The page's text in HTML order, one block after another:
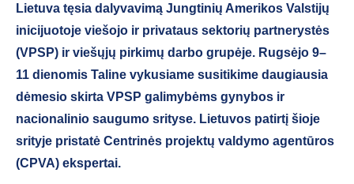
Lietuva tęsia dalyvavimą Jungtinių Amerikos Valstijų
inicijuotoje viešojo ir privataus sektorių partnerystės
(VPSP) ir viešųjų pirkimų darbo grupėje. Rugsėjo 9–
11 dienomis Taline vykusiame susitikime daugiausia
dėmesio skirta VPSP galimybėms gynybos ir
nacionalinio saugumo srityse. Lietuvos patirtį šioje
srityje pristatė Centrinės projektų valdymo agentūros
(CPVA) ekspertai.